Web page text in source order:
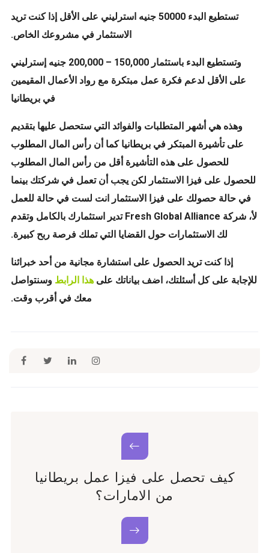
تستطيع البدء 50000 جنيه استرليني على الأقل إذا كنت تريد
الاستثمار في مشروعك الخاص.
وتستطيع البدء باستثمار 150,000 – 200,000 جنيه إسترليني
على الأقل لدعم فكرة عمل مبتكرة مع رواد الأعمال المقيمين
في بريطانيا
وهذه هي أشهر المتطلبات والفوائد التي ستحصل عليها بتقديم
على تأشيرة المبتكر في بريطانيا كما أن رأس المال المطلوب
للحصول على هذه التأشيرة أقل من رأس المال المطلوب
للحصول على فيزا الاستثمار لكن يجب أن تعمل في شركتك بينما
في حالة حصولك على فيزا الاستثمار انت لست في حالة للعمل
لأ، شركة Fresh Global Alliance تدير استثمارك بالكامل وتقدم
لك الاستثمارات حول القضايا التي تملك فرصة ربح كبيرة.
إذا كنت تريد الحصول على استشارة مجانية من أحد خبرائنا
للإجابة على كل أسئلتك، اضف بياناتك على هذا الرابط وسنتواصل
معك في أقرب وقت.
كيف تحصل على فيزا عمل بريطانيا
من الامارات؟